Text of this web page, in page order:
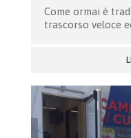
Come ormai è
trascorso veloce